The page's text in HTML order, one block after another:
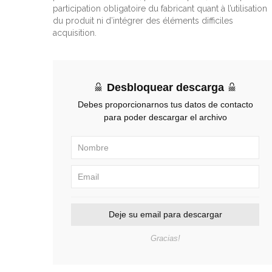
participation obligatoire du fabricant quant à l’utilisation
du produit ni d’intégrer des éléments difficiles
acquisition.
Desbloquear descarga
Debes proporcionarnos tus datos de contacto
para poder descargar el archivo
Deje su email para descargar
Gracias!